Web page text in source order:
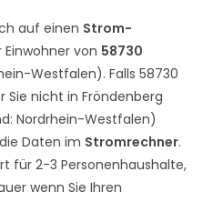
auf einen Strom-
von 58730
Westfalen). Falls 58730
Sie nicht in Fröndenberg
Nordrhein-Westfalen)
Daten im Stromrechner.
für 2-3 Personenhaushalte,
wenn Sie Ihren